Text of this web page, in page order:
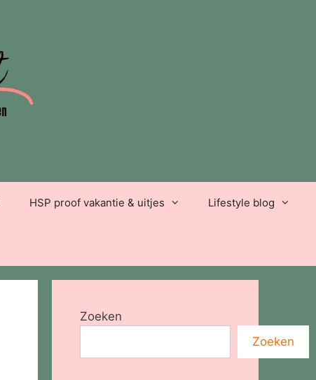
HSP proof vakantie & uitjes Lifestyle blog
Zoeken
Zoeken